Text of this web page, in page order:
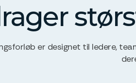
er designet til ledere,